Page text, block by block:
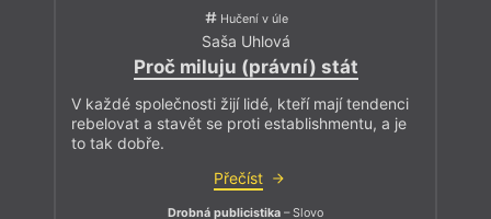
Hučení v úle
Saša Uhlová
Proč miluju (právní) stát
V každé společnosti žijí lidé, kteří mají tendenci
rebelovat a stavět se proti establishmentu, a je
to tak dobře.
Přečíst
Drobná publicistika – Slovo